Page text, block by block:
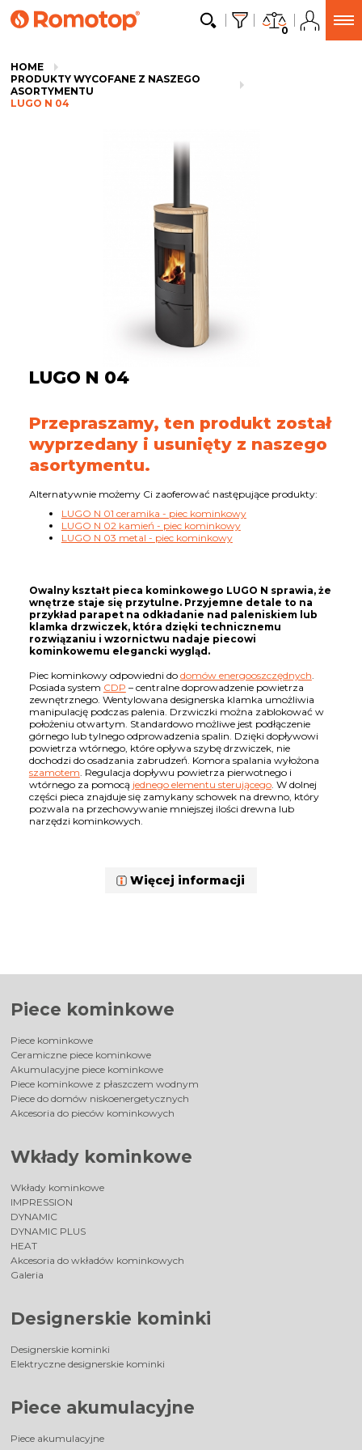
0
HOME
PRODUKTY WYCOFANE Z NASZEGO
ASORTYMENTU
LUGO N 04
LUGO N 04
Przepraszamy, ten produkt został
wyprzedany i usunięty z naszego
asortymentu.
Alternatywnie możemy Ci zaoferować następujące produkty:
LUGO N 01 ceramika - piec kominkowy
LUGO N 02 kamień - piec kominkowy
LUGO N 03 metal - piec kominkowy
Owalny kształt pieca kominkowego LUGO N sprawia, że
wnętrze staje się przytulne. Przyjemne detale to na
przykład parapet na odkładanie nad paleniskiem lub
klamka drzwiczek, która dzięki technicznemu
rozwiązaniu i wzornictwu nadaje piecowi
kominkowemu elegancki wygląd.
Piec kominkowy odpowiedni do domów energooszczędnych
Posiada system CDP – centralne doprowadzenie powietrza
zewnętrznego. Wentylowana designerska klamka umożliwia
manipulację podczas palenia. Drzwiczki można zablokować w
położeniu otwartym. Standardowo możliwe jest podłączenie
górnego lub tylnego odprowadzenia spalin. Dzięki dopływowi
powietrza wtórnego, które opływa szybę drzwiczek, nie
dochodzi do osadzania zabrudzeń. Komora spalania wyłożona
szamotem . Regulacja dopływu powietrza pierwotnego i
wtórnego za pomocą jednego elementu sterującego. W dolnej
części pieca znajduje się zamykany schowek na drewno, który
pozwala na przechowywanie mniejszej ilości drewna lub
narzędzi kominkowych.
Więcej informacji
Piece kominkowe
Piece kominkowe
Ceramiczne piece kominkowe
Akumulacyjne piece kominkowe
Piece kominkowe z płaszczem wodnym
Piece do domów niskoenergetycznych
Akcesoria do pieców kominkowych
Wkłady kominkowe
Wkłady kominkowe
IMPRESSION
DYNAMIC
DYNAMIC PLUS
HEAT
Akcesoria do wkładów kominkowych
Galeria
Designerskie kominki
Designerskie kominki
Elektryczne designerskie kominki
Piece akumulacyjne
Piece akumulacyjne